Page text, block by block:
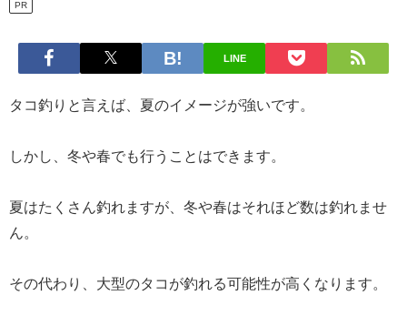
PR
LINE
タコ釣りと言えば、夏のイメージが強いです。
しかし、冬や春でも行うことはできます。
夏はたくさん釣れますが、冬や春はそれほど数は釣れませ
ん。
その代わり、大型のタコが釣れる可能性が高くなります。